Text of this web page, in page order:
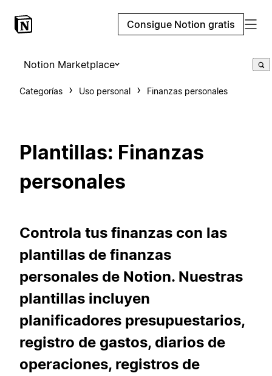
Consigue Notion gratis
Notion Marketplace
Categorías Uso personal Finanzas personales
Plantillas: Finanzas
personales
Controla tus finanzas con las
plantillas de finanzas
personales de Notion. Nuestras
plantillas incluyen
planificadores presupuestarios,
registro de gastos, diarios de
operaciones, registros de